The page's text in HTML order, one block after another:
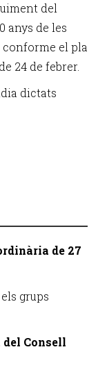
del
anys de les
conforme el pla
24 de febrer.
dictats
de 27
grups
Consell